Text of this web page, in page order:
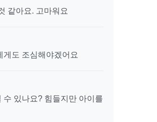
같아요. 고마워요
게도 조심해야겠어요
있나요? 힘들지만 아이를